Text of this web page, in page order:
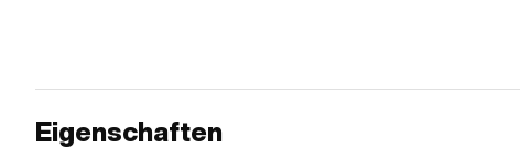
Eigenschaften